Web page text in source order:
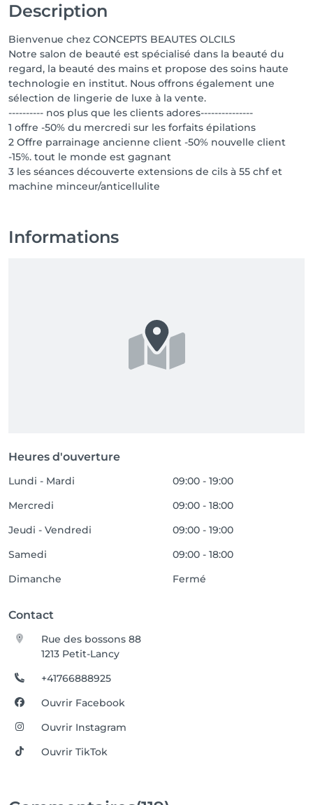
Description
Bienvenue chez CONCEPTS BEAUTES OLCILS
Notre salon de beauté est spécialisé dans la beauté du
regard, la beauté des mains et propose des soins haute
technologie en institut. Nous offrons également une
sélection de lingerie de luxe à la vente.
---------- nos plus que les clients adores---------------
1 offre -50% du mercredi sur les forfaits épilations
2 Offre parrainage ancienne client -50% nouvelle client
-15%. tout le monde est gagnant
3 les séances découverte extensions de cils à 55 chf et
machine minceur/anticellulite
Informations
Heures d'ouverture
Lundi - Mardi
09:00 - 19:00
Mercredi
09:00 - 18:00
Jeudi - Vendredi
09:00 - 19:00
Samedi
09:00 - 18:00
Dimanche
Fermé
Contact
Rue des bossons 88
1213 Petit-Lancy
+41766888925
Ouvrir Facebook
Ouvrir Instagram
Ouvrir TikTok